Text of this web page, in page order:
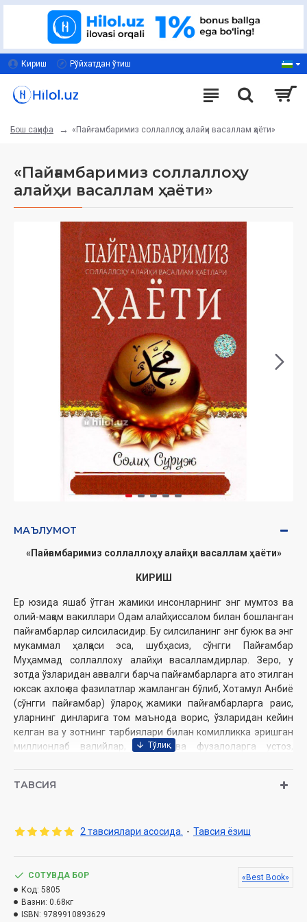
Кириш Рўйхатдан ўтиш
Бош саҳифа «Пайғамбаримиз соллаллоҳу алайҳи васаллам ҳаёти»
«Пайғамбаримиз соллаллоҳу
алайҳи васаллам ҳаёти»
МАЪЛУМОТ
«Пайғамбаримиз соллаллоҳу алайҳи васаллам ҳаёти»
КИРИШ
Ер юзида яшаб ўтган жамики инсонларнинг энг мумтоз ва
олий-мақом вакиллари Одам алайҳиссалом билан бошланган
пайғамбарлар силсиласидир. Бу силсиланинг энг буюк ва энг
мукаммал ҳалқаси эса, шубҳасиз, сўнгги Пайғамбар
Муҳаммад соллаллоху алайҳи васалламдирлар. Зеро, у
зотда ўзларидан аввалги барча пайғамбарларга ато этилган
юксак ахлоқ ва фазилатлар жамланган бўлиб, Хотамул Анбиё
(сўнгги пайғамбар) ўлароқ, жамики пайғамбарларга раис,
уларнинг динларига том маънода ворис, ўзларидан кейин
келган ва у зотнинг тарбиялари билан комилликка эришган
миллионлаб валийлар, уламо ва фузалоларга устоз,
бирига душман, барча жонсиз нарсалар ўлик, инсонлар эса
Муаллиф: Солих Суруж
Ҳажми:352 бет
ISBN: 978-9943-8656-6-4
Бичими: 70х100 1/16
Ўлчами:17.7x24.6
ТАВСИЯ
2 тавсиялари асосида. - Тавсия ёзиш
СОТУВДА БОР
Код: 5805
Вазни: 0.68кг
ISBN: 9789910893629
«Best Book»